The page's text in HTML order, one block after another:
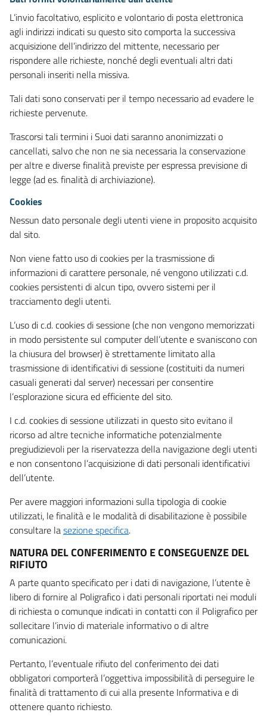
L’invio facoltativo, esplicito e volontario di posta elettronica
agli indirizzi indicati su questo sito comporta la successiva
acquisizione dell’indirizzo del mittente, necessario per
rispondere alle richieste, nonché degli eventuali altri dati
personali inseriti nella missiva.
Tali dati sono conservati per il tempo necessario ad evadere le
richieste pervenute.
Trascorsi tali termini i Suoi dati saranno anonimizzati o
cancellati, salvo che non ne sia necessaria la conservazione
per altre e diverse finalità previste per espressa previsione di
legge (ad es. finalità di archiviazione).
Cookies
Nessun dato personale degli utenti viene in proposito acquisito
dal sito.
Non viene fatto uso di cookies per la trasmissione di
informazioni di carattere personale, né vengono utilizzati c.d.
cookies persistenti di alcun tipo, ovvero sistemi per il
tracciamento degli utenti.
L’uso di c.d. cookies di sessione (che non vengono memorizzati
in modo persistente sul computer dell’utente e svaniscono con
la chiusura del browser) è strettamente limitato alla
trasmissione di identificativi di sessione (costituiti da numeri
casuali generati dal server) necessari per consentire
l’esplorazione sicura ed efficiente del sito.
I c.d. cookies di sessione utilizzati in questo sito evitano il
ricorso ad altre tecniche informatiche potenzialmente
pregiudizievoli per la riservatezza della navigazione degli utenti
e non consentono l’acquisizione di dati personali identificativi
dell’utente.
Per avere maggiori informazioni sulla tipologia di cookie
utilizzati, le finalità e le modalità di disabilitazione è possibile
consultare lasezione specifica.
NATURA DEL CONFERIMENTO E CONSEGUENZE DEL
RIFIUTO
A parte quanto specificato per i dati di navigazione, l’utente è
libero di fornire al Poligrafico i dati personali riportati nei moduli
di richiesta o comunque indicati in contatti con il Poligrafico per
sollecitare l’invio di materiale informativo o di altre
comunicazioni.
Pertanto, l’eventuale rifiuto del conferimento dei dati
obbligatori comporterà l’oggettiva impossibilità di perseguire le
finalità di trattamento di cui alla presente Informativa e di
ottenere quanto richiesto.